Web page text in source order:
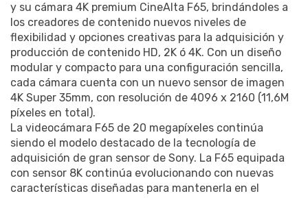
y su cámara 4K premium CineAlta F65, brindándoles a
los creadores de contenido nuevos niveles de
flexibilidad y opciones creativas para la adquisición y
producción de contenido HD, 2K ó 4K. Con un diseño
modular y compacto para una configuración sencilla,
cada cámara cuenta con un nuevo sensor de imagen
4K Super 35mm, con resolución de 4096 x 2160 (11,6M
píxeles en total).
La videocámara F65 de 20 megapíxeles continúa
siendo el modelo destacado de la tecnología de
adquisición de gran sensor de Sony. La F65 equipada
con sensor 8K continúa evolucionando con nuevas
características diseñadas para mantenerla en el